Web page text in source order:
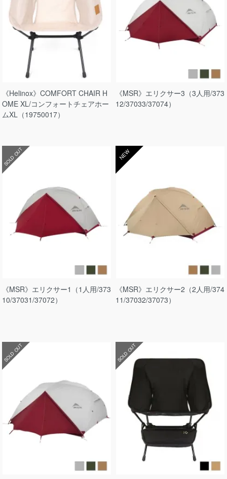
《Helinox》COMFORT CHAIR H
OME XL/コンフォートチェアホー
ムXL（19750017）
《MSR》エリクサー3（3人用/373
12/37033/37074）
SOLD OUT
《MSR》エリクサー1（1人用/373
10/37031/37072）
NEW
《MSR》エリクサー2（2人用/374
11/37032/37073）
SOLD OUT SOLD OUT